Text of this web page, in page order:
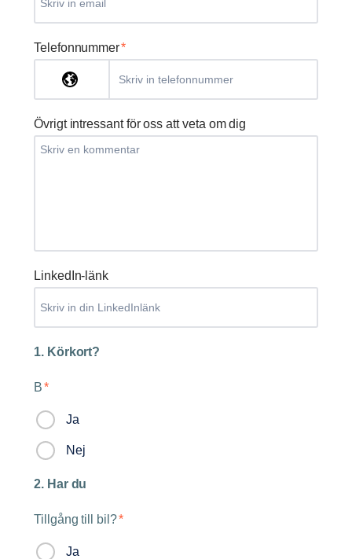
Telefonnummer*
Övrigt intressant för oss att veta om dig
LinkedIn-länk
1. Körkort?
B*
Ja
Nej
2. Har du
Tillgång till bil?*
Ja